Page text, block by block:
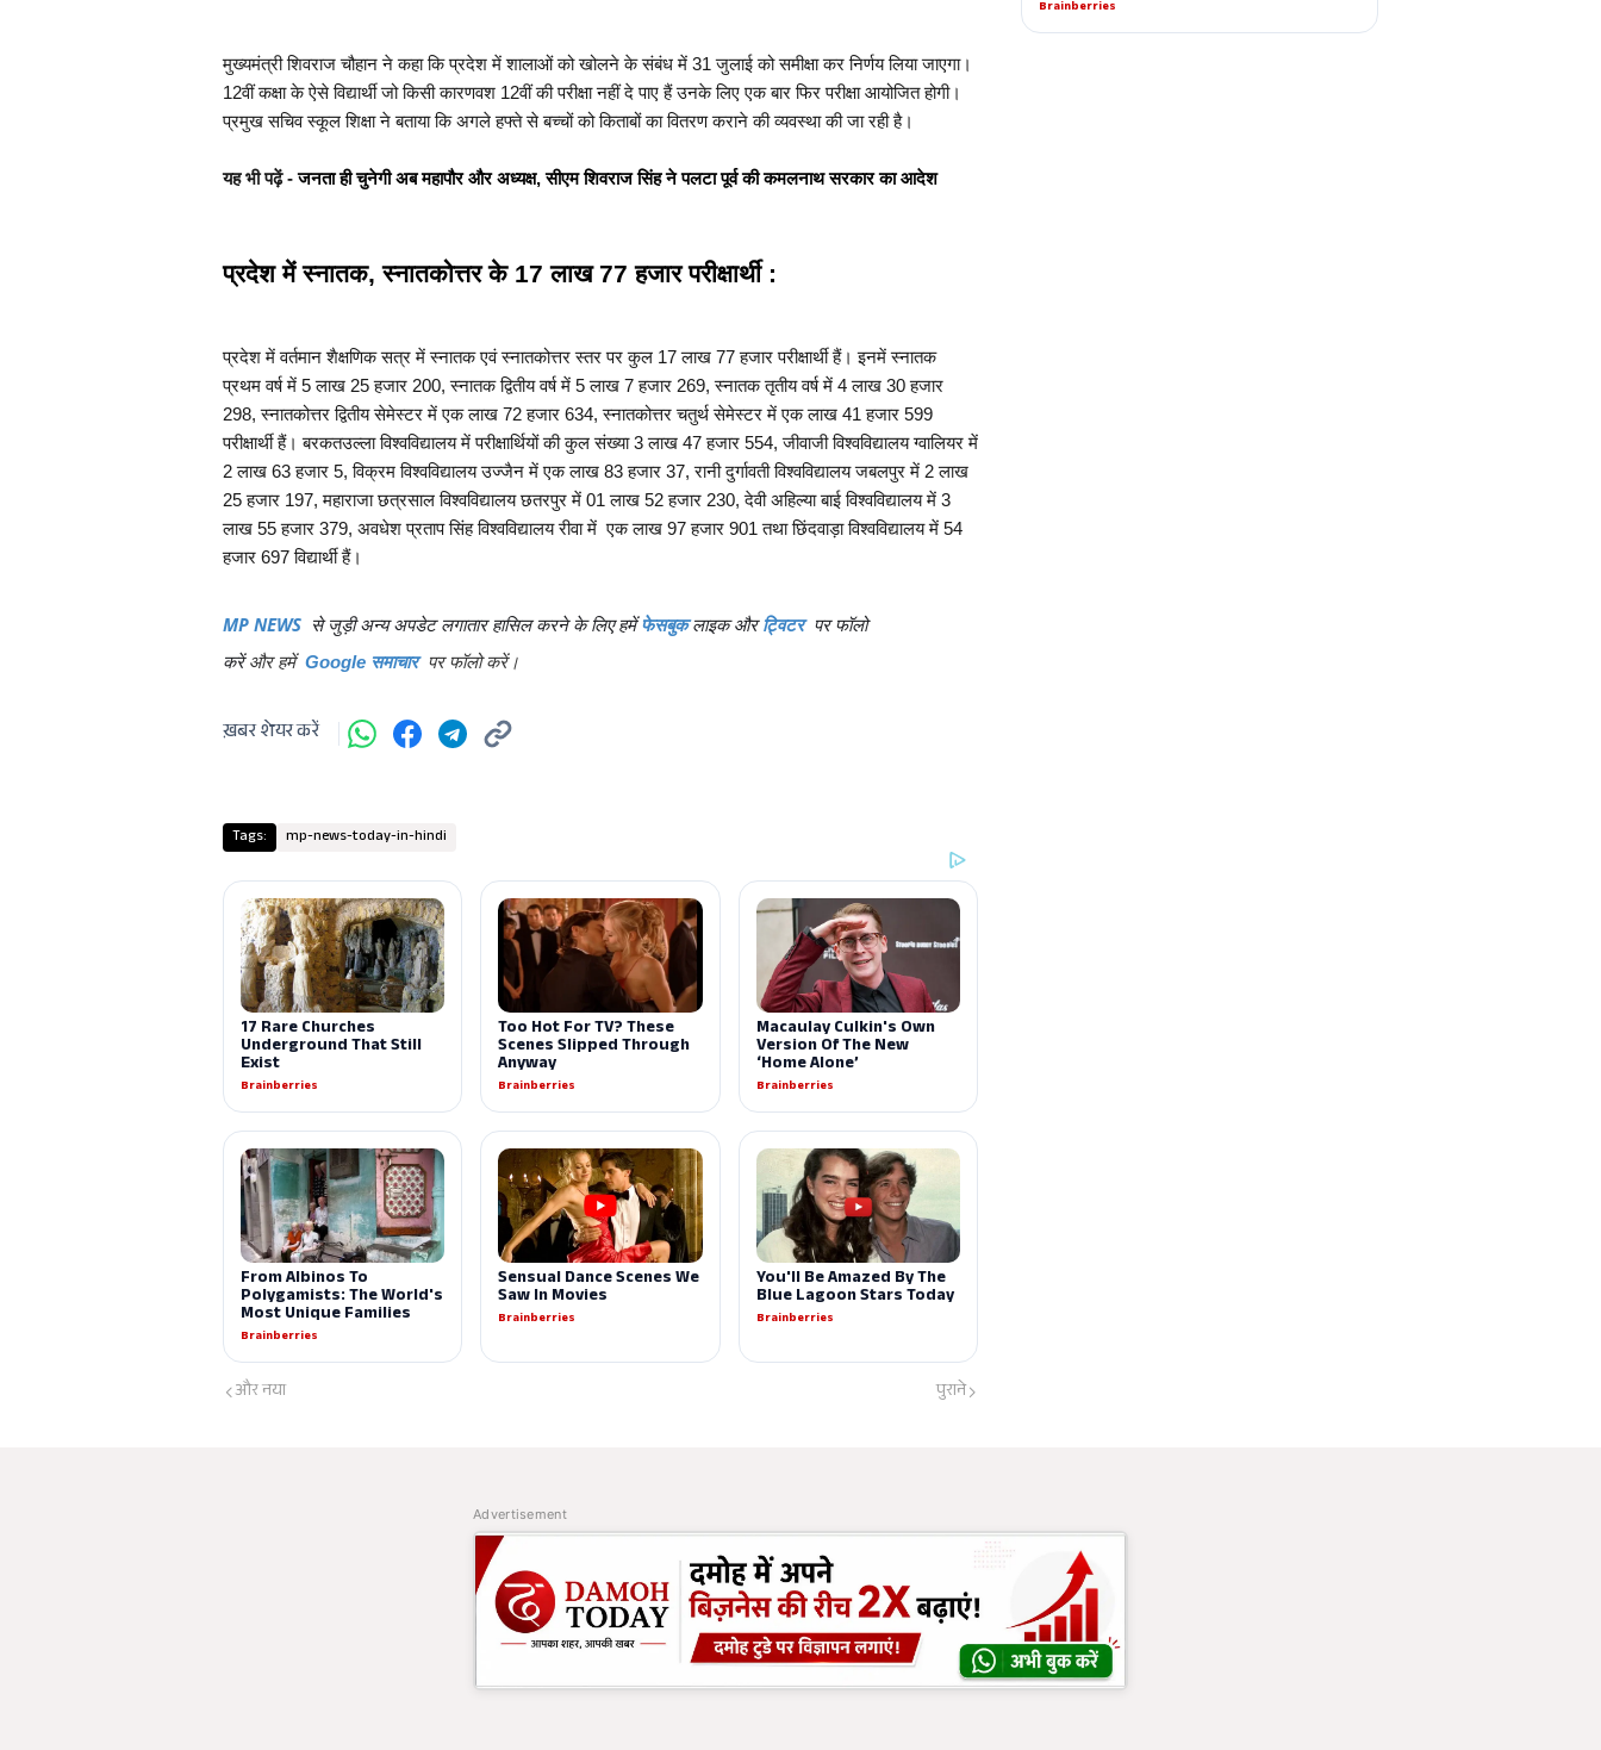
मुख्यमंत्री शिवराज चौहान ने कहा कि प्रदेश में शालाओं को खोलने के संबंध में 31 जुलाई को समीक्षा कर निर्णय लिया जाएगा।
12वीं कक्षा के ऐसे विद्यार्थी जो किसी कारणवश 12वीं की परीक्षा नहीं दे पाए हैं उनके लिए एक बार फिर परीक्षा आयोजित होगी।
प्रमुख सचिव स्कूल शिक्षा ने बताया कि अगले हफ्ते से बच्चों को किताबों का वितरण कराने की व्यवस्था की जा रही है।
यह भी पढ़ें - जनता ही चुनेगी अब महापौर और अध्यक्ष, सीएम शिवराज सिंह ने पलटा पूर्व की कमलनाथ सरकार का आदेश
प्रदेश में स्नातक, स्नातकोत्तर के 17 लाख 77 हजार परीक्षार्थी :
प्रदेश में वर्तमान शैक्षणिक सत्र में स्नातक एवं स्नातकोत्तर स्तर पर कुल 17 लाख 77 हजार परीक्षार्थी हैं। इनमें स्नातक
प्रथम वर्ष में 5 लाख 25 हजार 200, स्नातक द्वितीय वर्ष में 5 लाख 7 हजार 269, स्नातक तृतीय वर्ष में 4 लाख 30 हजार
298, स्नातकोत्तर द्वितीय सेमेस्टर में एक लाख 72 हजार 634, स्नातकोत्तर चतुर्थ सेमेस्टर में एक लाख 41 हजार 599
परीक्षार्थी हैं। बरकतउल्ला विश्वविद्यालय में परीक्षार्थियों की कुल संख्या 3 लाख 47 हजार 554, जीवाजी विश्वविद्यालय ग्वालियर में
2 लाख 63 हजार 5, विक्रम विश्वविद्यालय उज्जैन में एक लाख 83 हजार 37, रानी दुर्गावती विश्वविद्यालय जबलपुर में 2 लाख
25 हजार 197, महाराजा छत्रसाल विश्वविद्यालय छतरपुर में 01 लाख 52 हजार 230, देवी अहिल्या बाई विश्वविद्यालय में 3
लाख 55 हजार 379, अवधेश प्रताप सिंह विश्वविद्यालय रीवा में  एक लाख 97 हजार 901 तथा छिंदवाड़ा विश्वविद्यालय में 54
हजार 697 विद्यार्थी हैं।
MP NEWS से जुड़ी अन्य अपडेट लगातार हासिल करने के लिए हमेंफेसबुकलाइक औरट्विटर पर फॉलो
करेंऔरहमें Google समाचार पर फॉलो करें।
ख़बर शेयर करें
Tags: mp-news-today-in-hindi
और नया पुराने
Advertisement